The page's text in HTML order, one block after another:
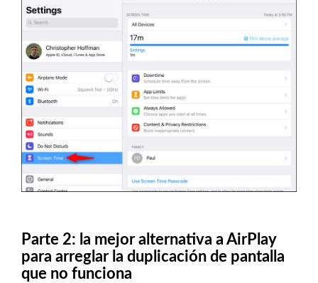
Parte 2: la mejor alternativa a AirPlay
para arreglar la duplicación de pantalla
que no funciona